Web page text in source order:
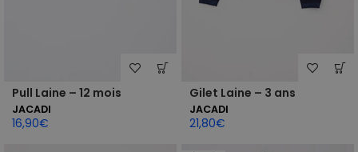
Pull Laine – 12 mois
JACADI
16,90€
Gilet Laine – 3 ans
JACADI
21,80€